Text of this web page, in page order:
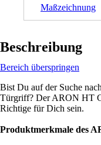
Maßzeichnung
Beschreibung
Bereich überspringen
Bist Du auf der Suche
Türgriff? Der ARON HT
Richtige für Dich sein.
Produktmerkmale des